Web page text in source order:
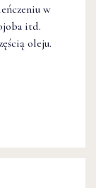
w
itd.
oleju.